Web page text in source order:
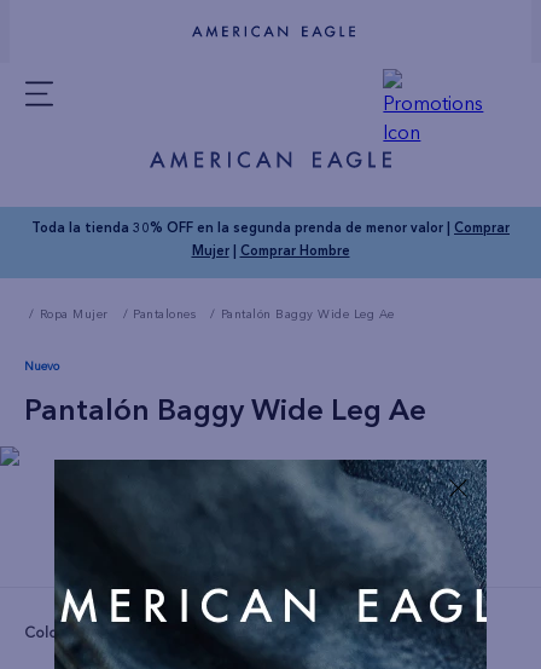
Toda la tienda 30% OFF en la segunda prenda de menor valor | Comprar
Mujer| Comprar Hombre
Ropa Mujer Pantalones Pantalón Baggy Wide Leg Ae
Nuevo
Pantalón Baggy Wide Leg Ae
Color: